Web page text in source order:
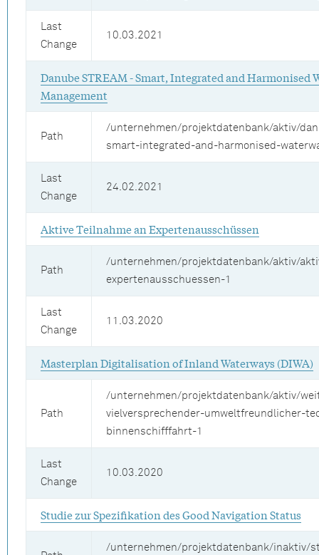
Last
Change
10.03.2021
Danube STREAM - Smart, Integrated and Harmonised
Management
Path
/unternehmen/projektdatenbank/aktiv/
smart-integrated-and-harmonised-
Last
Change
24.02.2021
Aktive Teilnahme an Expertenausschüssen
Path
/unternehmen/projektdatenbank/aktiv/
expertenausschuessen-1
Last
Change
11.03.2020
Masterplan Digitalisation of Inland Waterways (DIWA)
Path
/unternehmen/projektdatenbank/aktiv/
vielversprechender-umweltfreundlicher-
binnenschifffahrt-1
Last
Change
10.03.2020
Studie zur Spezifikation des Good Navigation Status
/unternehmen/projektdatenbank/inaktiv/